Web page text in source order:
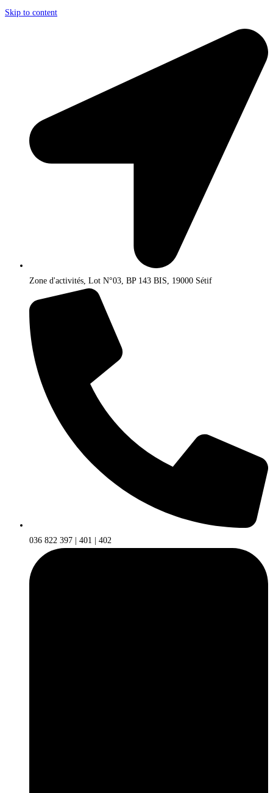
Skip to content
Zone d'activités, Lot N°03, BP 143 BIS, 19000 Sétif
036 822 397 | 401 | 402